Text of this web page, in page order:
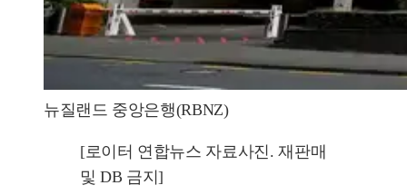
뉴질랜드 중앙은행(RBNZ)
[로이터 연합뉴스 자료사진. 재판매
및 DB 금지]